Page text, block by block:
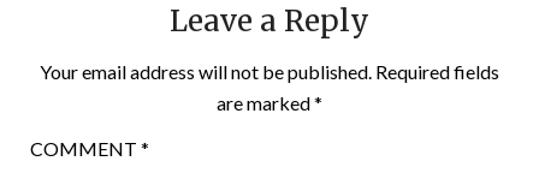
Leave a Reply
Your email address will not be published. Required fields
are marked*
COMMENT *